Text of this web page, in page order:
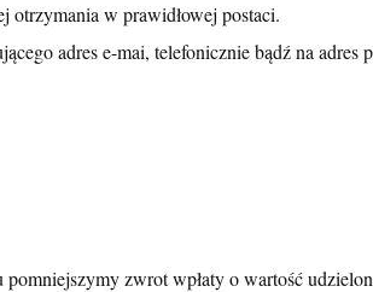
otrzymania w prawidłowej postaci.
adres e-mai, telefonicznie bądź na adres
zwrot wpłaty o wartość